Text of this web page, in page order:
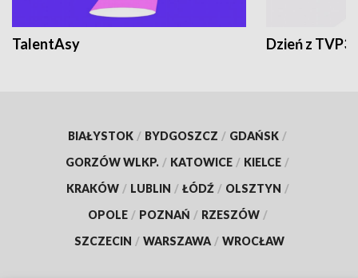
TalentAsy Dzień z TVP3
BIAŁYSTOK / BYDGOSZCZ / GDAŃSK /
GORZÓW WLKP. / KATOWICE / KIELCE /
KRAKÓW / LUBLIN / ŁÓDŹ / OLSZTYN /
OPOLE / POZNAŃ / RZESZÓW /
SZCZECIN / WARSZAWA / WROCŁAW